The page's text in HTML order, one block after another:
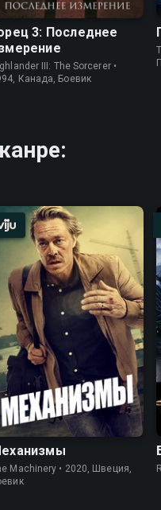
3: Последнее
III: The Sorcerer •
Канада, Боевик
Machinery • 2020, Швеция,